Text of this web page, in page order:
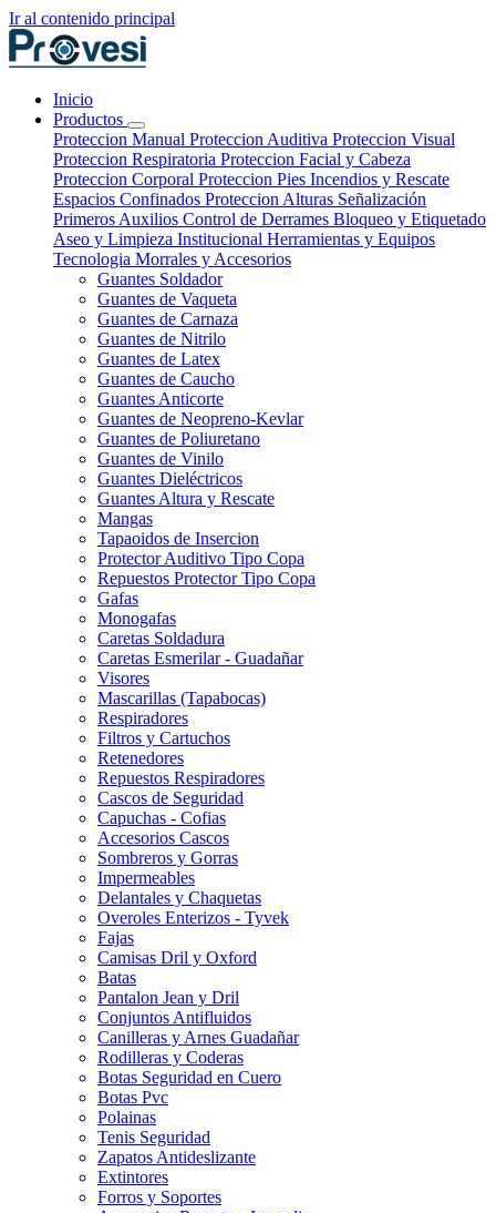
Ir al contenido principal
Inicio
Productos
Proteccion Manual Proteccion Auditiva Proteccion Visual
Proteccion Respiratoria Proteccion Facial y Cabeza
Proteccion Corporal Proteccion Pies Incendios y Rescate
Espacios Confinados Proteccion Alturas Señalización
Primeros Auxilios Control de Derrames Bloqueo y Etiquetado
Aseo y Limpieza Institucional Herramientas y Equipos
Tecnologia Morrales y Accesorios
Guantes Soldador
Guantes de Vaqueta
Guantes de Carnaza
Guantes de Nitrilo
Guantes de Latex
Guantes de Caucho
Guantes Anticorte
Guantes de Neopreno-Kevlar
Guantes de Poliuretano
Guantes de Vinilo
Guantes Dieléctricos
Guantes Altura y Rescate
Mangas
Tapaoidos de Insercion
Protector Auditivo Tipo Copa
Repuestos Protector Tipo Copa
Gafas
Monogafas
Caretas Soldadura
Caretas Esmerilar - Guadañar
Visores
Mascarillas (Tapabocas)
Respiradores
Filtros y Cartuchos
Retenedores
Repuestos Respiradores
Cascos de Seguridad
Capuchas - Cofias
Accesorios Cascos
Sombreros y Gorras
Impermeables
Delantales y Chaquetas
Overoles Enterizos - Tyvek
Fajas
Camisas Dril y Oxford
Batas
Pantalon Jean y Dril
Conjuntos Antifluidos
Canilleras y Arnes Guadañar
Rodilleras y Coderas
Botas Seguridad en Cuero
Botas Pvc
Polainas
Tenis Seguridad
Zapatos Antideslizante
Extintores
Forros y Soportes